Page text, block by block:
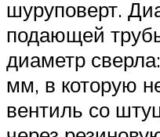
шуруповерт.
подающей
диаметр
мм, в которую
вентиль со